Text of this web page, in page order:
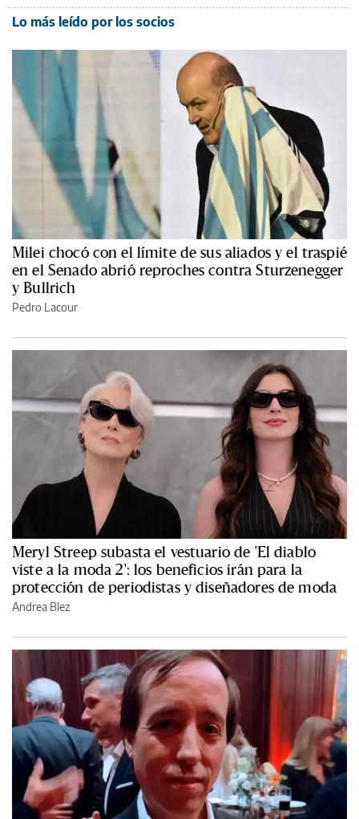
Lo más leído por los socios
Milei chocó con el límite de sus aliados y el traspié
en el Senado abrió reproches contra Sturzenegger
y Bullrich
Pedro Lacour
Meryl Streep subasta el vestuario de 'El diablo
viste a la moda 2': los beneficios irán para la
protección de periodistas y diseñadores de moda
Andrea Blez